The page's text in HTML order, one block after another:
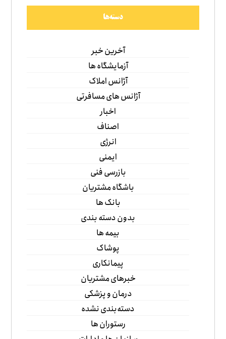
دسته‌ها
آخرین خبر
آزمایشگاه ها
آژانس املاک
آژانس های مسافرتی
اخبار
اصناف
انرژی
ایمنی
بازرسی فنی
باشگاه مشتریان
بانک ها
بدون دسته بندی
بیمه ها
پوشاک
پیمانکاری
خبرهای مشتریان
درمان و پزشکی
دسته‌بندی نشده
رستوران ها